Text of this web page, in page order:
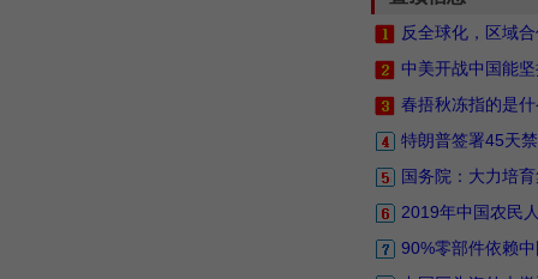
反全球化，区域
中美开战中国能
春捂秋冻指的是
特朗普签署45天
国务院：大力培
2019年中国农民
90%零部件依赖